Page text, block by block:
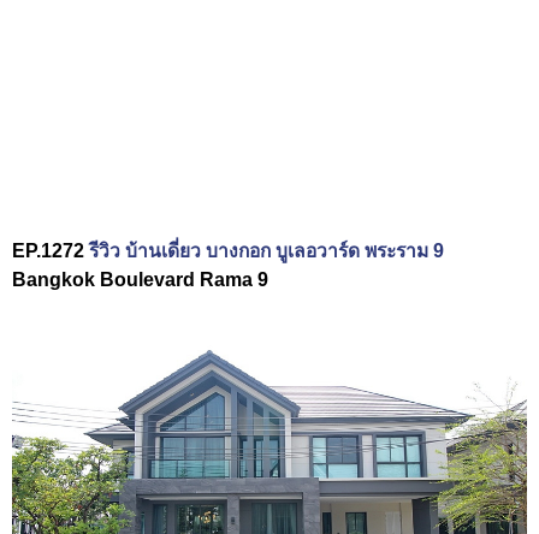
EP.1272รีวิว บ้านเดี่ยว บางกอก บูเลอวาร์ด พระราม 9
Bangkok Boulevard Rama 9